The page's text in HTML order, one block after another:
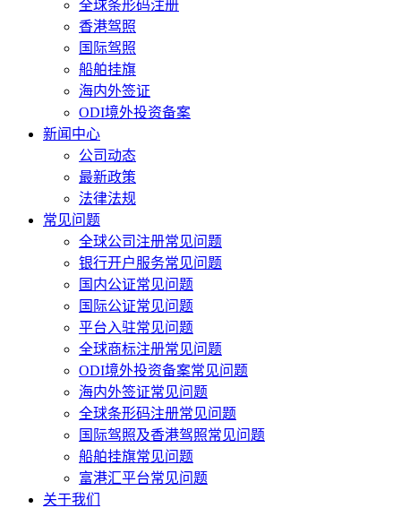
全球条形码注册
香港驾照
国际驾照
船舶挂旗
海内外签证
ODI境外投资备案
新闻中心
公司动态
最新政策
法律法规
常见问题
全球公司注册常见问题
银行开户服务常见问题
国内公证常见问题
国际公证常见问题
平台入驻常见问题
全球商标注册常见问题
ODI境外投资备案常见问题
海内外签证常见问题
全球条形码注册常见问题
国际驾照及香港驾照常见问题
船舶挂旗常见问题
富港汇平台常见问题
关于我们